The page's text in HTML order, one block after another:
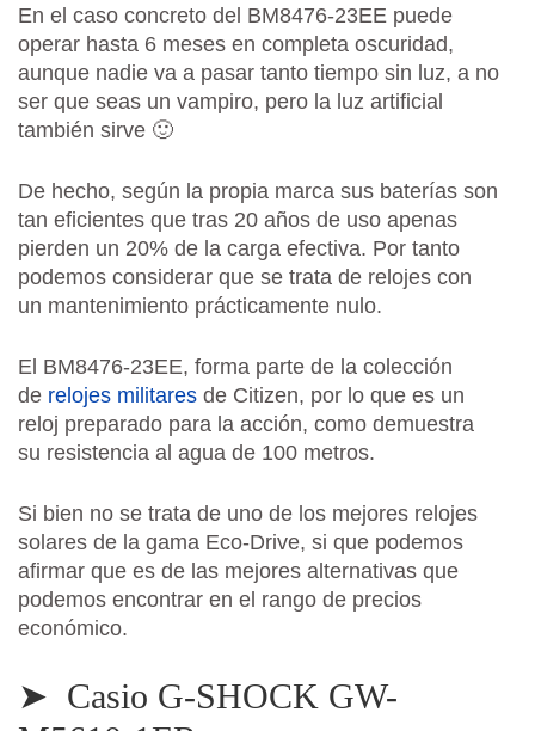
En el caso concreto del BM8476-23EE puede
operar hasta 6 meses en completa oscuridad,
aunque nadie va a pasar tanto tiempo sin luz, a no
ser que seas un vampiro, pero la luz artificial
también sirve 🙂
De hecho, según la propia marca sus baterías son
tan eficientes que tras 20 años de uso apenas
pierden un 20% de la carga efectiva. Por tanto
podemos considerar que se trata de relojes con
un mantenimiento prácticamente nulo.
El BM8476-23EE, forma parte de la colección
de relojes militares de Citizen, por lo que es un
reloj preparado para la acción, como demuestra
su resistencia al agua de 100 metros.
Si bien no se trata de uno de los mejores relojes
solares de la gama Eco-Drive, si que podemos
afirmar que es de las mejores alternativas que
podemos encontrar en el rango de precios
económico.
➤ Casio G-SHOCK GW-